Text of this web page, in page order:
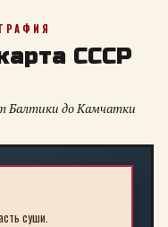
СССР
Балтики до Камчатки
суши.